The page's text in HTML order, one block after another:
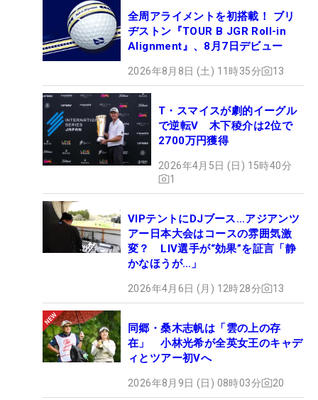
全周アライメントを初搭載！ ブリ
ヂストン『TOUR B JGR Roll-in
Alignment』、8月7日デビュー
2026年8月8日 (土) 11時35分 13
T・スマイスが劇的イーグル
で逆転V 木下稜介は2位で
2700万円獲得
2026年4月5日 (日) 15時40分
1
VIPテントにDJブース…アジアンツ
アー日本大会はコースの雰囲気激
変？ LIV選手が“効果”を証言「静
かなほうが…」
2026年4月6日 (月) 12時28分 13
同郷・桑木志帆は「雲の上の存
在」 小林光希が全英女王のキャデ
ィとツアー初Vへ
2026年8月9日 (日) 08時03分 20